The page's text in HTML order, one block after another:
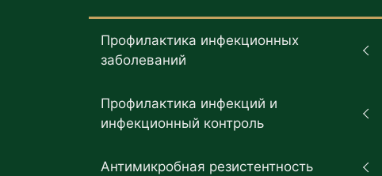
Профилактика инфекционных
заболеваний
Профилактика инфекций и
инфекционный контроль
Антимикробная резистентность